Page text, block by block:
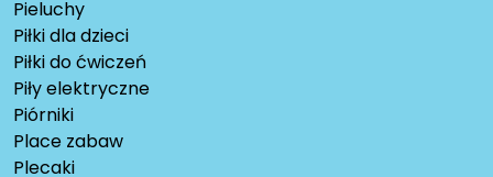
Pieluchy
Piłki dla dzieci
Piłki do ćwiczeń
Piły elektryczne
Piórniki
Place zabaw
Plecaki